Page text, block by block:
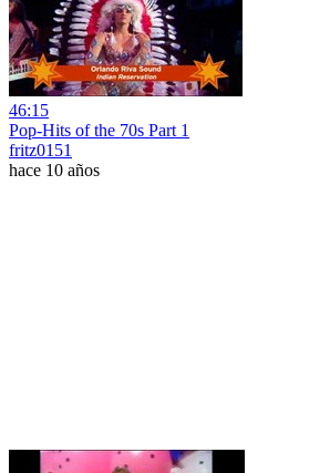
46:15
Pop-Hits of the 70s Part 1
fritz0151
hace 10 años